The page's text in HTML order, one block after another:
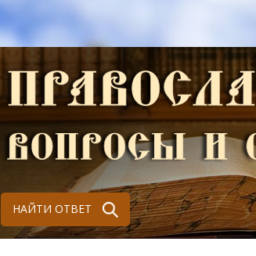
НАЙТИ ОТВЕТ